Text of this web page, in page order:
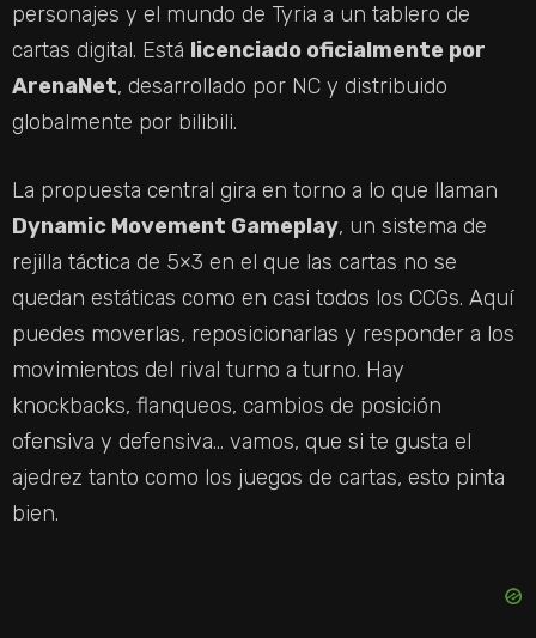
personajes y el mundo de Tyria a un tablero de
cartas digital. Está licenciado oficialmente por
ArenaNet, desarrollado por NC y distribuido
globalmente por bilibili.
La propuesta central gira en torno a lo que llaman
Dynamic Movement Gameplay, un sistema de
rejilla táctica de 5×3 en el que las cartas no se
quedan estáticas como en casi todos los CCGs. Aquí
puedes moverlas, reposicionarlas y responder a los
movimientos del rival turno a turno. Hay
knockbacks, flanqueos, cambios de posición
ofensiva y defensiva… vamos, que si te gusta el
ajedrez tanto como los juegos de cartas, esto pinta
bien.